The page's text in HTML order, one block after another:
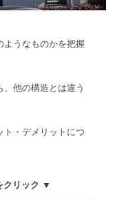
ようなものかを把握
他の構造とは違う
ト・デメリットにつ
クリック ▼